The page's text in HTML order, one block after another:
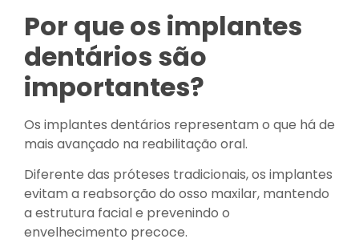
Por que os implantes
dentários são
importantes?
Os implantes dentários representam o que há de
mais avançado na reabilitação oral.
Diferente das próteses tradicionais, os implantes
evitam a reabsorção do osso maxilar, mantendo
a estrutura facial e prevenindo o
envelhecimento precoce.